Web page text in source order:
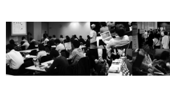
データクリーンルーム
DMP ターゲティング
生成AI
EC ダッシュボード 運用型広告
SPA
Google Analytics データ統合 Adobe
Firebase
KPI ヒートマップ分析 AI
プラ